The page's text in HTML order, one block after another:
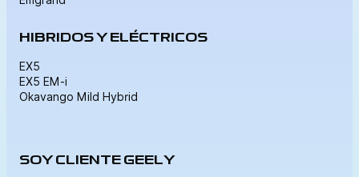
HIBRIDOS Y ELÉCTRICOS
EX5
EX5 EM-i
Okavango Mild Hybrid
SOY CLIENTE GEELY